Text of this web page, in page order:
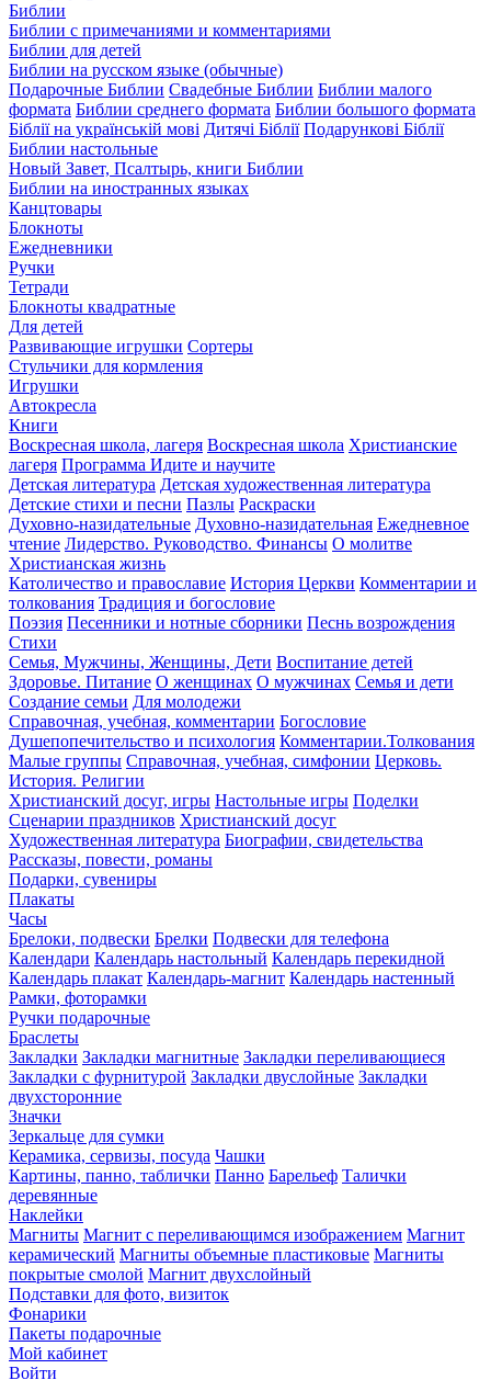
Библии
Библии с примечаниями и комментариями
Библии для детей
Библии на русском языке (обычные)
Подарочные Библии Свадебные Библии Библии малого
формата Библии среднего формата Библии большого формата
Біблії на українській мові Дитячі Біблії Подарункові Біблії
Библии настольные
Новый Завет, Псалтырь, книги Библии
Библии на иностранных языках
Канцтовары
Блокноты
Ежедневники
Ручки
Тетради
Блокноты квадратные
Для детей
Развивающие игрушки Сортеры
Стульчики для кормления
Игрушки
Автокресла
Книги
Воскресная школа, лагеря Воскресная школа Христианские
лагеря Программа Идите и научите
Детская литература Детская художественная литература
Детские стихи и песни Пазлы Раскраски
Духовно-назидательные Духовно-назидательная Ежедневное
чтение Лидерство. Руководство. Финансы О молитве
Христианская жизнь
Католичество и православие История Церкви Комментарии и
толкования Традиция и богословие
Поэзия Песенники и нотные сборники Песнь возрождения
Стихи
Семья, Мужчины, Женщины, Дети Воспитание детей
Здоровье. Питание О женщинах О мужчинах Семья и дети
Создание семьи Для молодежи
Справочная, учебная, комментарии Богословие
Душепопечительство и психология Комментарии.Толкования
Малые группы Справочная, учебная, симфонии Церковь.
История. Религии
Христианский досуг, игры Настольные игры Поделки
Сценарии праздников Христианский досуг
Художественная литература Биографии, свидетельства
Рассказы, повести, романы
Подарки, сувениры
Плакаты
Часы
Брелоки, подвески Брелки Подвески для телефона
Календари Календарь настольный Календарь перекидной
Календарь плакат Календарь-магнит Календарь настенный
Рамки, фоторамки
Ручки подарочные
Браслеты
Закладки Закладки магнитные Закладки переливающиеся
Закладки с фурнитурой Закладки двуслойные Закладки
двухсторонние
Значки
Зеркальце для сумки
Керамика, сервизы, посуда Чашки
Картины, панно, таблички Панно Барельеф Талички
деревянные
Наклейки
Магниты Магнит с переливающимся изображением Магнит
керамический Магниты объемные пластиковые Магниты
покрытые смолой Магнит двухслойный
Подставки для фото, визиток
Фонарики
Пакеты подарочные
Мой кабинет
Войти